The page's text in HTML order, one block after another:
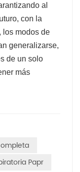
al
con la
los modos de
generalizarse,
de un solo
más
Papr